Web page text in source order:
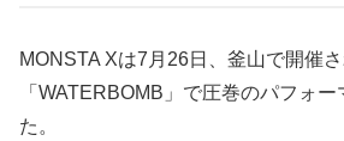
MONSTA Xは7月26日、釜山で開催
「WATERBOMB」で圧巻のパフォ
た。